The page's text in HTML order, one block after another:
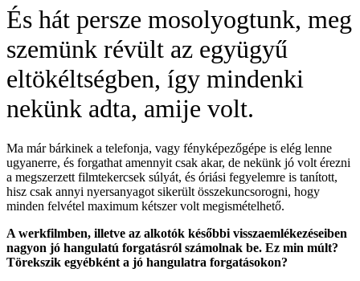
És hát persze mosolyogtunk, meg
szemünk révült az együgyű
eltökéltségben, így mindenki
nekünk adta, amije volt.
Ma már bárkinek a telefonja, vagy fényképezőgépe is elég lenne
ugyanerre, és forgathat amennyit csak akar, de nekünk jó volt érezni
a megszerzett filmtekercsek súlyát, és óriási fegyelemre is tanított,
hisz csak annyi nyersanyagot sikerült összekuncsorogni, hogy
minden felvétel maximum kétszer volt megismételhető.
A werkfilmben, illetve az alkotók későbbi visszaemlékezéseiben
nagyon jó hangulatú forgatásról számolnak be. Ez min múlt?
Törekszik egyébként a jó hangulatra forgatásokon?